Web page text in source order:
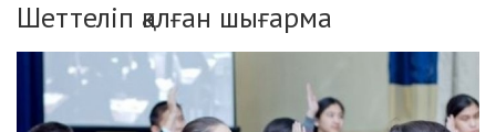
Шеттеліп қалған шығарма